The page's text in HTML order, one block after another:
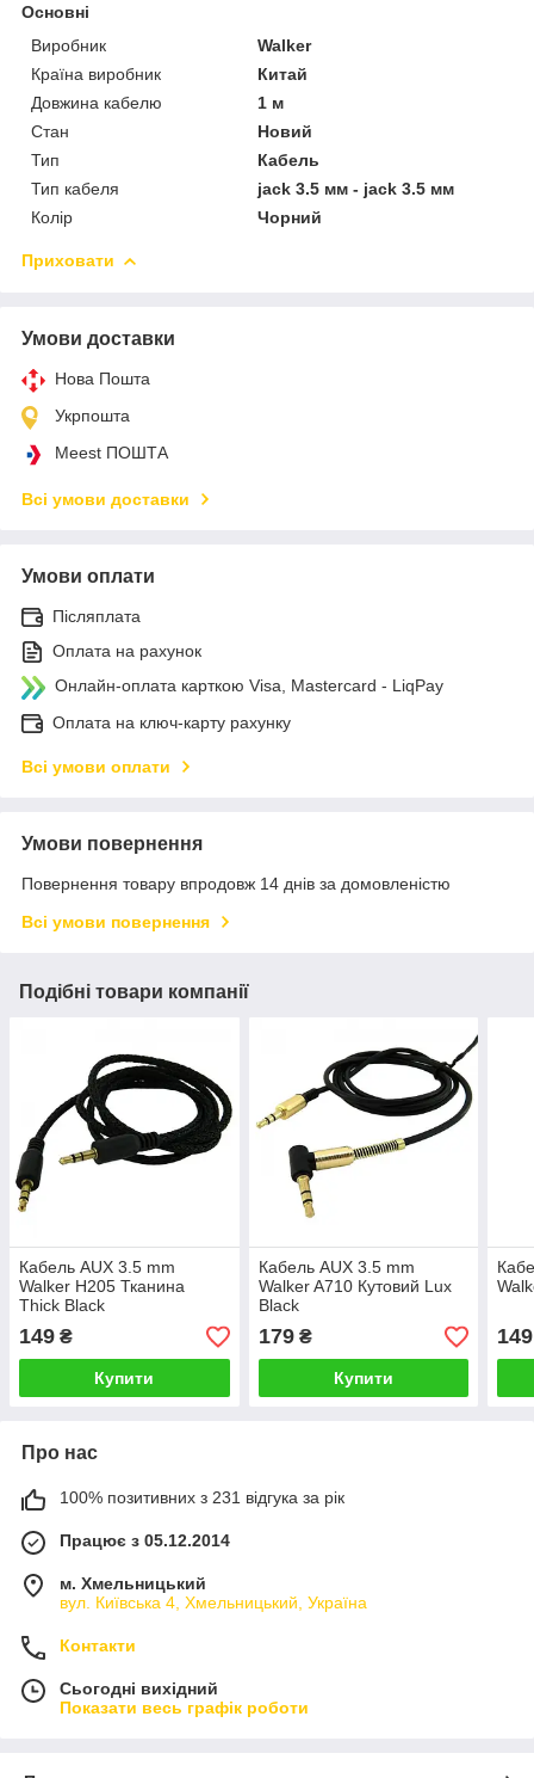
Основні
Виробник
Walker
Країна виробник
Китай
Довжина кабелю
1 м
Стан
Новий
Тип
Кабель
Тип кабеля
jack 3.5 мм - jack 3.5 мм
Колір
Чорний
Приховати
Умови доставки
Нова Пошта
Укрпошта
Meest ПОШТА
Всі умови доставки
Умови оплати
Післяплата
Оплата на рахунок
Онлайн-оплата карткою Visa, Mastercard - LiqPay
Оплата на ключ-карту рахунку
Всі умови оплати
Умови повернення
Повернення товару впродовж 14 днів за домовленістю
Всі умови повернення
Подібні товари компанії
Кабель AUX 3.5 mm
Walker H205 Тканина
Thick Black
149 ₴
Купити
Кабель AUX 3.5 mm
Walker A710 Кутовий Lux
Black
179₴
Купити
149
Про нас
100% позитивних з 231 відгука за рік
Працює з 05.12.2014
м. Хмельницький
вул. Київська 4, Хмельницький, Україна
Контакти
Сьогодні вихідний
Показати весь графік роботи